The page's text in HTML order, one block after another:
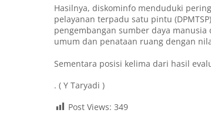
Hasilnya, diskominfo menduduki
pelayanan terpadu satu pintu
pengembangan sumber daya manusia
umum dan penataan ruang dengan
Sementara posisi kelima dari hasil
. ( Y Taryadi )
Post Views: 349